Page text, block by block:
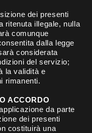
dei presenti
ritenuta illegale, nulla
comunque
dalla legge
considerata
del servizio;
la validità e
rimanenti.
ACCORDO
da parte
dei presenti
costituirà una